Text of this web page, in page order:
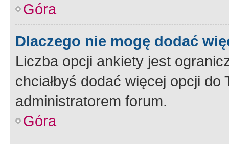
Góra
Dlaczego nie mogę dodać
Liczba opcji ankiety jest
chciałbyś dodać więcej opcji
administratorem forum.
Góra